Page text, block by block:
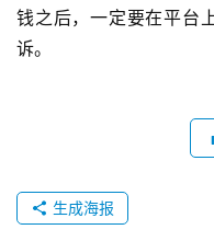
钱之后，一定要在平台
诉。
生成海报